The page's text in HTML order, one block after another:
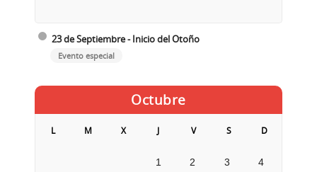
23 de Septiembre - Inicio del Otoño
Evento especial
Octubre
L M X J V S D
1 2 3 4